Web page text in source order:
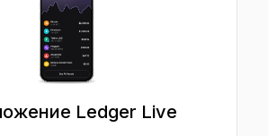
Ledger Live